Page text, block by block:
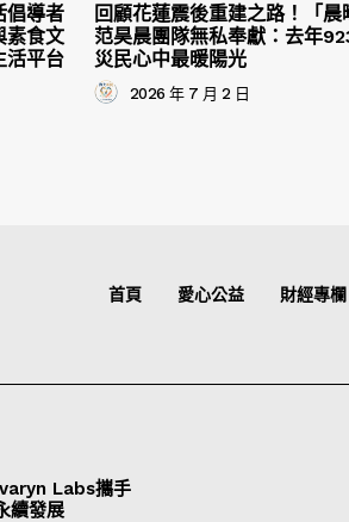
倡導者
素食文
活平台
回顧花蓮震後重建之路！「
范昊晨團隊無私奉獻：去年
災民心中最暖陽光
2026 年 7 月 2 日
首頁 愛心公益 財經專欄
Labs攜手
續發展